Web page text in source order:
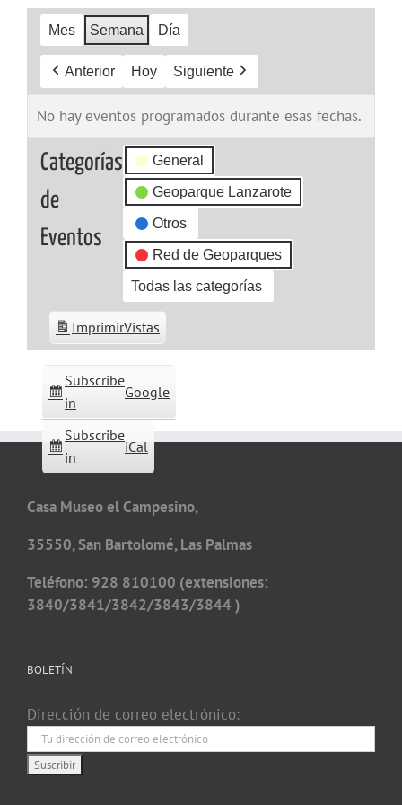
Mes Semana Día
Anterior Hoy Siguiente
No hay eventos programados durante esas fechas.
Categorías
de
Eventos
General
Geoparque Lanzarote
Otros
Red de Geoparques
Todas las categorías
Subscribe
in
Google
Subscribe
in
iCal
ImprimirVistas
Casa Museo el Campesino,
35550, San Bartolomé, Las Palmas
Teléfono: 928 810100 (extensiones:
3840/3841/3842/3843/3844 )
BOLETÍN
Dirección de correo electrónico: